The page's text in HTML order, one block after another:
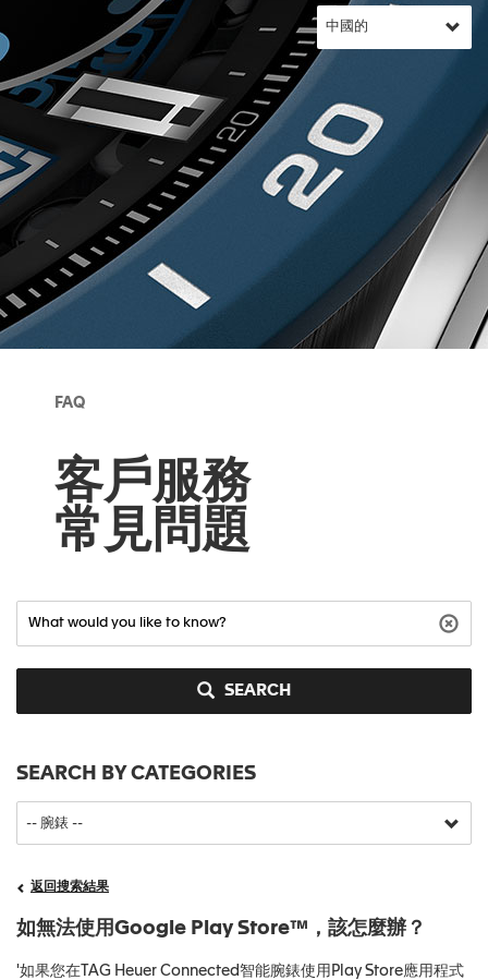
FAQ
客戶服務
常見問題
SEARCH
SEARCH BY CATEGORIES
返回搜索結果
如無法使用Google Play Store™，該怎麼辦？
'如果您在TAG Heuer Connected智能腕錶使用Play Store應用程式